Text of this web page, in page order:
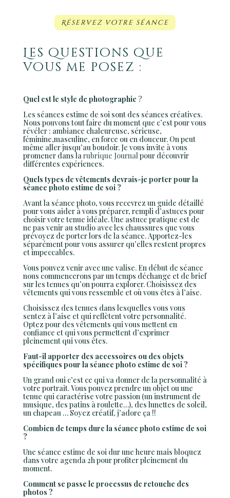
Réservez votre séance
Les questions que
vous me posez :
Quel est le style de photographie ?
Les séances estime de soi sont des séances créatives.
Nous pouvons tout faire du moment que c’est pour vous
révéler : ambiance chaleureuse, sérieuse,
féminine,masculine, en force ou en douceur. On peut
même aller jusqu’au boudoir. Je vous invite à vous
promener dans larubrique Journalpour découvrir
différentes expériences.
Quels types de vêtements devrais-je porter pour la
séance photo estime de soi ?
Avant la séance photo, vous recevrez un guide détaillé
pour vous aider à vous préparer, rempli d’astuces pour
choisir votre tenue idéale. Une astuce pratique est de
ne pas venir au studio avec les chaussures que vous
prévoyez de porter lors de la séance. Apportez-les
séparément pour vous assurer qu’elles restent propres
et impeccables.
Vous pouvez venir avec une valise. En début de séance
nous commencerons par un temps déchange et de brief
sur les tenues qu’on pourra explorer. Choisissez des
vêtements qui vous ressemble et où vous êtes à l’aise.
Choisissez des tenues dans lesquelles vous vous
sentez à l’aise et qui reflètent votre personnalité.
Optez pour des vêtements qui vous mettent en
confiance et qui vous permettent d’exprimer
pleinement qui vous êtes.
Faut-il apporter des accessoires ou des objets
spécifiques pour la séance photo estime de soi ?
Un grand oui c’est ce qui va donner de la personnalité à
votre portrait. Vous pouvez prendre un objet ou une
tenue qui caractérise votre passion (un instrument de
musique, des patins à roulette…), des lunettes de soleil,
un chapeau … Soyez créatif, j’adore ça !!
Combien de temps dure la séance photo estime de soi
?
Une séance estime de soi dur une heure mais bloquez
dans votre agenda 2h pour profiter pleinement du
moment.
Comment se passe le processus de retouche des
photos ?